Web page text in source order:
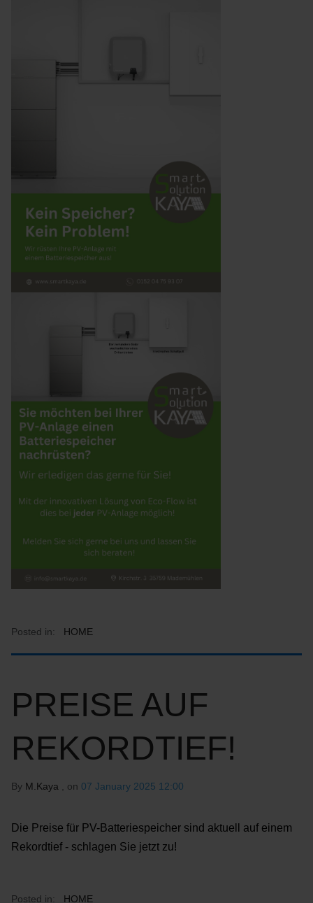
Posted in: HOME
PREISE AUF
REKORDTIEF!
By M.Kaya , on 07 January 2025 12:00
Die Preise für PV-Batteriespeicher sind aktuell auf einem
Rekordtief - schlagen Sie jetzt zu!
Posted in: HOME